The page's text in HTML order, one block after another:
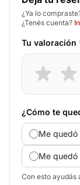
¿Ya lo
¿Tenés cuenta?
Tu valoración
¿Cómo te
Me quedó
Me
Con esto